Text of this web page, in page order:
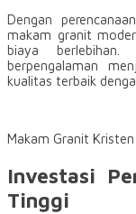
Dengan
makam granit
biaya
berpengalaman
kualitas terbaik
Makam Granit
Investasi
Tinggi